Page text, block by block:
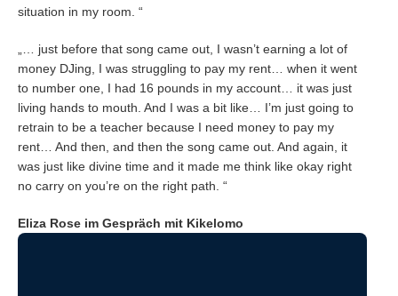
situation in my room. “
„… just before that song came out, I wasn’t earning a lot of
money DJing, I was struggling to pay my rent… when it went
to number one, I had 16 pounds in my account… it was just
living hands to mouth. And I was a bit like… I’m just going to
retrain to be a teacher because I need money to pay my
rent… And then, and then the song came out. And again, it
was just like divine time and it made me think like okay right
no carry on you’re on the right path. “
Eliza Rose im Gespräch mit Kikelomo